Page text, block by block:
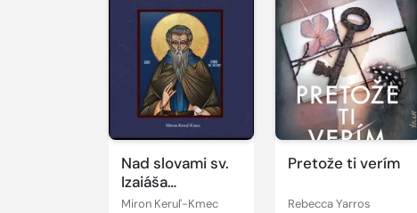
Nad slovami sv.
Izaiáša
Pustovníka
Miron Keruľ-Kmec
Pretože ti verím
Rebecca Yarros